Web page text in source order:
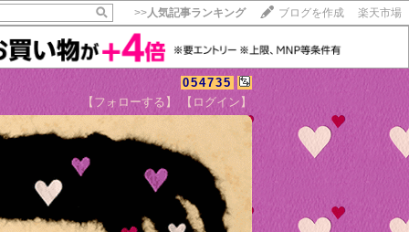
>>人気記事ランキング ブログを作成 楽天市場
054735
【フォローする】
【ログイン】
【毎日開催】
15記事にいいね！で1ポイント
10秒滞在
いいね!